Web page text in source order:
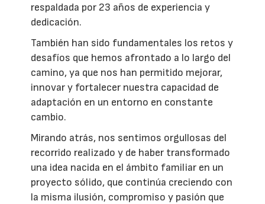
respaldada por 23 años de experiencia y
dedicación.
También han sido fundamentales los retos y
desafíos que hemos afrontado a lo largo del
camino, ya que nos han permitido mejorar,
innovar y fortalecer nuestra capacidad de
adaptación en un entorno en constante
cambio.
Mirando atrás, nos sentimos orgullosas del
recorrido realizado y de haber transformado
una idea nacida en el ámbito familiar en un
proyecto sólido, que continúa creciendo con
la misma ilusión, compromiso y pasión que